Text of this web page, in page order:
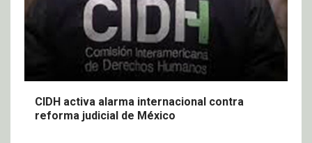
CIDH activa alarma internacional contra
reforma judicial de México